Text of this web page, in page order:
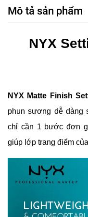
Mô tả sản phẩm
NYX
NYX Matte Finish
phun sương dễ dàng
chỉ cần 1 bước đơn
giúp lớp trang điểm